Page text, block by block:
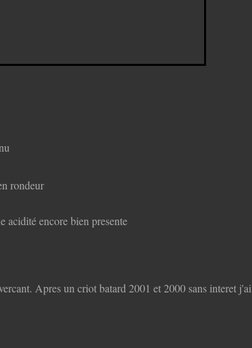
rondeur
acidité encore bien presente
Apres un criot batard 2001 et 2000 sans interet